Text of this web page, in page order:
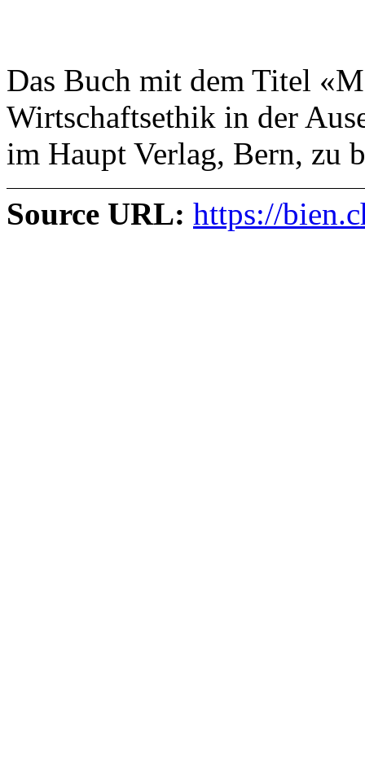
Das Buch mit dem Titel
Wirtschaftsethik in der
im Haupt Verlag, Bern, zu
Source URL: https://